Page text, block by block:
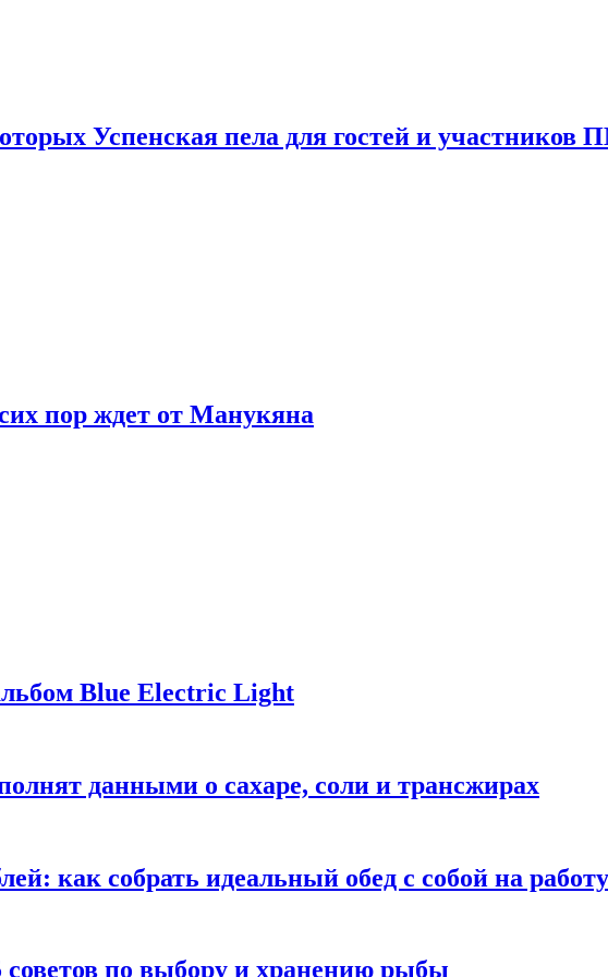
Успенская пела для гостей и
пор ждет от Манукяна
Blue Electric Light
данными о сахаре, соли и трансжирах
как собрать идеальный обед с собой на работу
советов по выбору и хранению рыбы